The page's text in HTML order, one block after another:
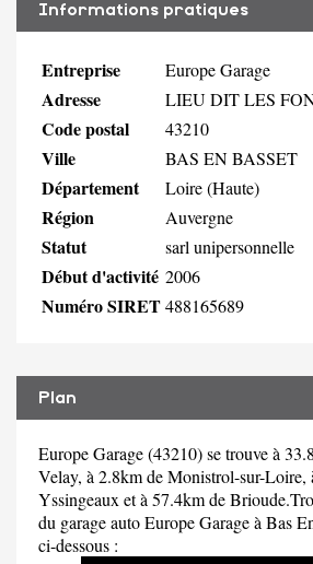
Informations pratiques
Entreprise Europe Garage
Adresse LIEU DIT LES
Code postal 43210
Ville BAS EN BASSET
Département Loire (Haute)
Région Auvergne
Statut sarl unipersonnelle
Début d'activité 2006
Numéro SIRET488165689
Plan
Europe Garage (43210) se trouve à
Velay, à 2.8km de Monistrol-sur-Loire,
Yssingeaux et à 57.4km de
du garage auto Europe Garage à Bas
ci-dessous :